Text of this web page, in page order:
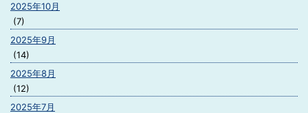
2025年10月
(7)
2025年9月
(14)
2025年8月
(12)
2025年7月